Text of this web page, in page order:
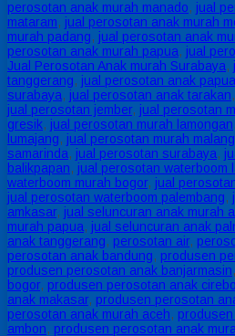
perosotan anak murah manado, jual
mataram, jual perosotan anak murah
murah padang, jual perosotan anak
perosotan anak murah papua, jual
Jual Perosotan Anak murah Surabaya,
tanggerang, jual perosotan anak papua
surabaya, jual perosotan anak tarakan,
jual perosotan jember, jual perosotan
gresik, jual perosotan murah lamongan
lumajang, jual perosotan murah malang
samarinda, jual perosotan surabaya,
balikpapan, jual perosotan waterboom
waterboom murah bogor, jual
jual perosotan waterboom palembang,
amkasar, jual seluncuran anak murah
murah papua, jual seluncuran anak
anak tanggerang, perosotan air,
perosotan anak bandung, produsen
produsen perosotan anak banjarmasin,
bogor, produsen perosotan anak
anak makasar, produsen perosotan
perosotan anak murah aceh,
ambon, produsen perosotan anak